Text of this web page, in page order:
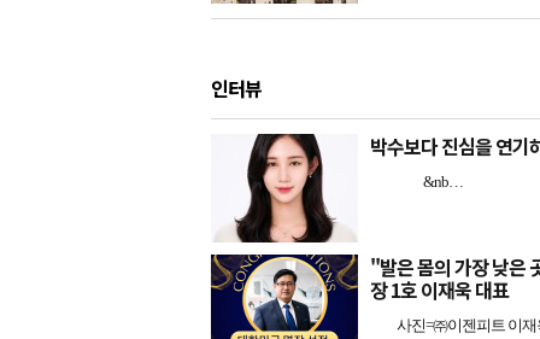
인터뷰
박수보다 진심을 연
&nb…
"발은 몸의 가장 낮은
장 1호 이재욱 대표
사진=㈜이젠피트 이재